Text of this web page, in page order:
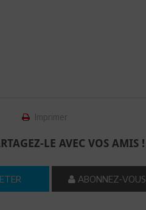
Imprimer
LE AVEC VOS AMIS !
ABONNEZ-VOUS